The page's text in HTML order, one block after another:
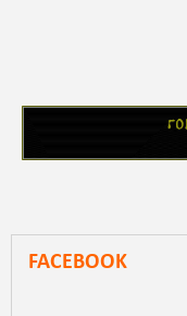
FACEBOOK